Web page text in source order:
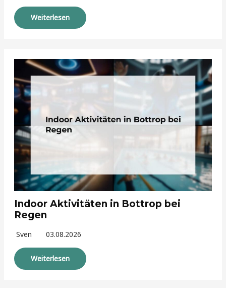
Weiterlesen
Indoor Aktivitäten in Bottrop bei
Regen
Sven 03.08.2026
Weiterlesen